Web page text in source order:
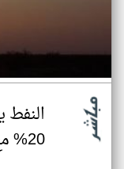
20% مع توترات الشرق الأوسط